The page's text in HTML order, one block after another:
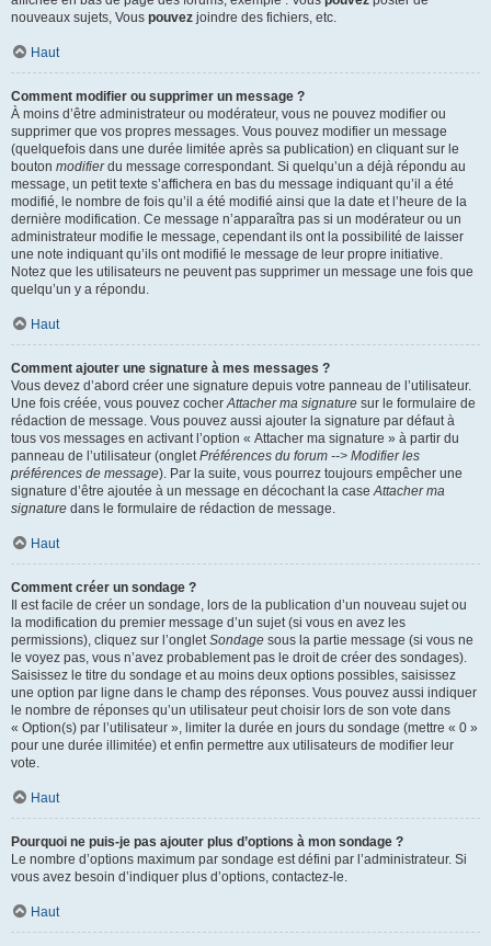
nouveaux sujets, Vous pouvez joindre des fichiers, etc.
Haut
Comment modifier ou supprimer un message ?
À moins d’être administrateur ou modérateur, vous ne pouvez modifier ou
supprimer que vos propres messages. Vous pouvez modifier un message
(quelquefois dans une durée limitée après sa publication) en cliquant sur le
bouton modifierdu message correspondant. Si quelqu’un a déjà répondu au
message, un petit texte s’affichera en bas du message indiquant qu’il a été
modifié, le nombre de fois qu’il a été modifié ainsi que la date et l’heure de la
dernière modification. Ce message n’apparaîtra pas si un modérateur ou un
administrateur modifie le message, cependant ils ont la possibilité de laisser
une note indiquant qu’ils ont modifié le message de leur propre initiative.
Notez que les utilisateurs ne peuvent pas supprimer un message une fois que
quelqu’un y a répondu.
Haut
Comment ajouter une signature à mes messages ?
Vous devez d’abord créer une signature depuis votre panneau de l’utilisateur.
Une fois créée, vous pouvez cocherAttacher ma signature sur le formulaire de
rédaction de message. Vous pouvez aussi ajouter la signature par défaut à
tous vos messages en activant l’option « Attacher ma signature » à partir du
panneau de l’utilisateur (ongletPréférences du forum --> Modifier les
préférences de message). Par la suite, vous pourrez toujours empêcher une
signature d’être ajoutée à un message en décochant la caseAttacher ma
signature dans le formulaire de rédaction de message.
Haut
Comment créer un sondage ?
Il est facile de créer un sondage, lors de la publication d’un nouveau sujet ou
la modification du premier message d’un sujet (si vous en avez les
permissions), cliquez sur l’ongletSondage sous la partie message (si vous ne
le voyez pas, vous n’avez probablement pas le droit de créer des sondages).
Saisissez le titre du sondage et au moins deux options possibles, saisissez
une option par ligne dans le champ des réponses. Vous pouvez aussi indiquer
le nombre de réponses qu’un utilisateur peut choisir lors de son vote dans
« Option(s) par l’utilisateur », limiter la durée en jours du sondage (mettre « 0 »
pour une durée illimitée) et enfin permettre aux utilisateurs de modifier leur
vote.
Haut
Pourquoi ne puis-je pas ajouter plus d’options à mon sondage ?
Le nombre d’options maximum par sondage est défini par l’administrateur. Si
vous avez besoin d’indiquer plus d’options, contactez-le.
Haut